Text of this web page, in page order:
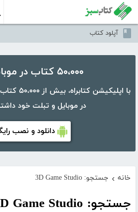
آپلود کتاب
۵۰،۰۰۰ کتاب در موبایل شما
با
در موبایل و تبلت خود
دانلود و نصب
خانه › جستجو: 3D Game Studio
جستجو: 3D Game Studio